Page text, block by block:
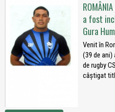
a fost
Gura
Venit în
(39 de ani)
de rugby
câștigat